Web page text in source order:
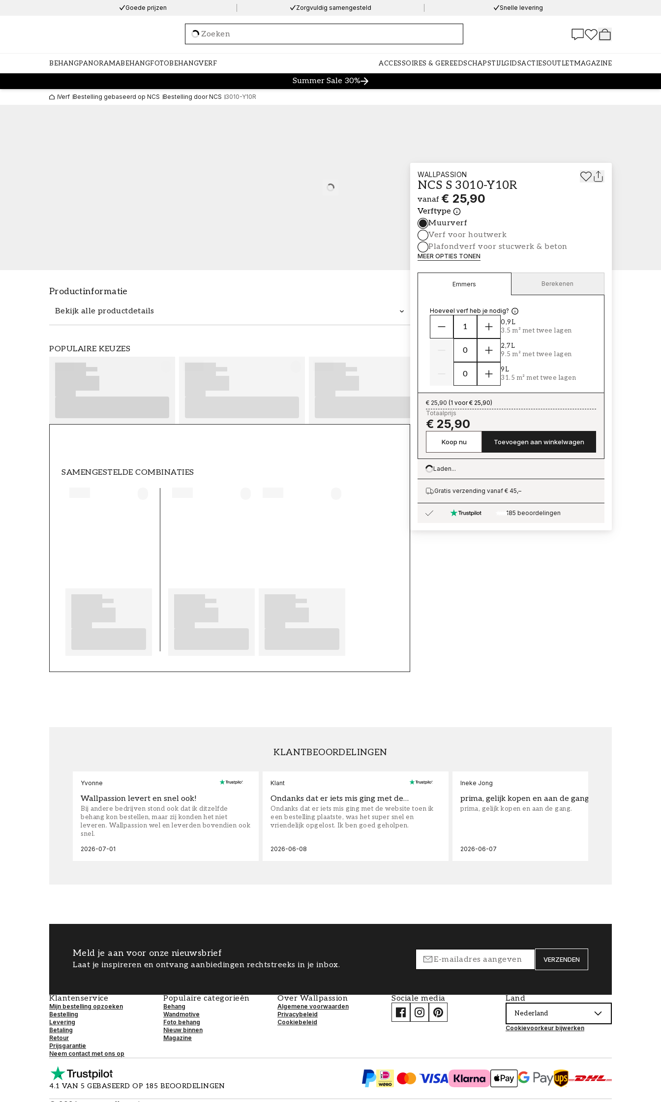
Goede prijzen Zorgvuldig samengesteld Snelle levering
Loading…
BEHANGPANORAMABEHANGFOTOBEHANGVERF ACCESSOIRES & GEREEDSCHAPSTIJLGIDSACTIESOUTLETMAGAZINE
Summer Sale 30%
Verf Bestelling gebaseerd op NCS Bestelling door NCS 3010-Y10R
Productinformatie
Bekijk alle productdetails
FT38-000-W0000
POPULAIRE KEUZES
SAMENGESTELDE COMBINATIES
WALLPASSION
NCS S 3010-Y10R
vanaf € 25,90
Verftype
Muurverf
Verf voor houtwerk
Plafondverf voor stucwerk & beton
MEER OPTIES TONEN
Emmers Berekenen
Hoeveel verf heb je nodig?
0,9L
3.5 m² met twee lagen
2,7L
9.5 m² met twee lagen
9L
31.5 m² met twee lagen
€ 25,90 (1 voor € 25,90)
Totaalprijs
€ 25,90
Koop nu Toevoegen aan winkelwagen
Loading…
Laden...
Gratis verzending vanaf € 45,–
185 beoordelingen
KLANTBEOORDELINGEN
Yvonne
Wallpassion levert en snel ook!
Bij andere bedrijven stond ook dat ik ditzelfde
behang kon bestellen, maar zij konden het niet
leveren. Wallpassion wel en leverden bovendien ook
snel.
2026-07-01
Klant
Ondanks dat er iets mis ging met de…
Ondanks dat er iets mis ging met de website toen ik
een bestelling plaatste, was het super snel en
vriendelijk opgelost. Ik ben goed geholpen.
2026-06-08
Ineke Jong
prima, gelijk kopen en aan de gang.
prima, gelijk kopen en aan de gang.
2026-06-07
Meld je aan voor onze nieuwsbrief
Laat je inspireren en ontvang aanbiedingen rechtstreeks in je inbox.
VERZENDEN
Klantenservice
Mijn bestelling opzoeken
Bestelling
Levering
Betaling
Retour
Prijsgarantie
Neem contact met ons op
Populaire categorieën
Behang
Wandmotive
Foto behang
Nieuw binnen
Magazine
Over Wallpassion
Algemene voorwaarden
Privacybeleid
Cookiebeleid
Sociale media Land
Nederland
Cookievoorkeur bijwerken
4.1 VAN 5 GEBASEERD OP 185 BEOORDELINGEN